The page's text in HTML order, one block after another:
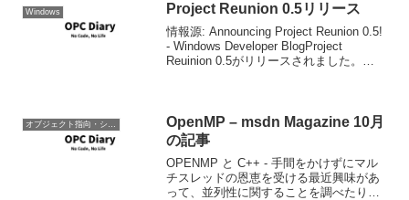
Windows Project Reunion 0.5リリース
情報源: Announcing Project Reunion 0.5!
- Windows Developer BlogProject
Reuinion 0.5がリリースされました。
オブジェクト指向・システム開発
OpenMP – msdn Magazine 10月
の記事
OPENMP と C++ - 手間をかけずにマル
チスレッドの恩恵を受ける最近興味があ
って、並列性に関することを調べたり書